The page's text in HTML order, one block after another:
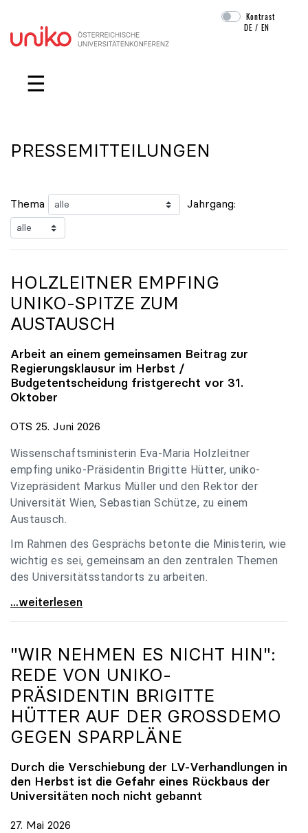
Navigation überspringen
Kontrast
DE /EN
☰
PRESSEMITTEILUNGEN
Thema Jahrgang:
HOLZLEITNER EMPFING
UNIKO-SPITZE ZUM
AUSTAUSCH
Arbeit an einem gemeinsamen Beitrag zur
Regierungsklausur im Herbst /
Budgetentscheidung fristgerecht vor 31.
Oktober
OTS 25. Juni 2026
Wissenschaftsministerin Eva-Maria Holzleitner
empfing uniko-Präsidentin Brigitte Hütter, uniko-
Vizepräsident Markus Müller und den Rektor der
Universität Wien, Sebastian Schütze, zu einem
Austausch.
Im Rahmen des Gesprächs betonte die Ministerin, wie
wichtig es sei, gemeinsam an den zentralen Themen
des Universitätsstandorts zu arbeiten.
Holzleitner empfing uniko-Spitze zum Austausch
...weiterlesen
"WIR NEHMEN ES NICHT HIN":
REDE VON UNIKO-
PRÄSIDENTIN BRIGITTE
HÜTTER AUF DER GROSSDEMO G
EGEN SPARPLÄNE
Durch die Verschiebung der LV-Verhandlungen in
den Herbst ist die Gefahr eines Rückbaus der
Universitäten noch nicht gebannt
27. Mai 2026